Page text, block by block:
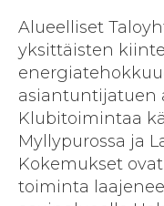
Alueelliset
yksittäisten
asiantuntijatuen
Klubitoimintaa
Myllypurossa ja
Kokemukset
toiminta